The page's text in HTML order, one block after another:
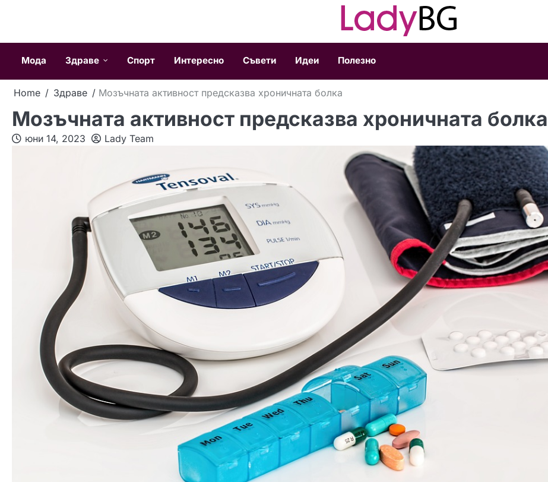
Мода Здраве Спорт Интересно Съвети Идеи Полезно
Home Здраве Мозъчната активност предсказва хроничната болка
Мозъчната активност предсказва хроничната болка
юни 14, 2023 Lady Team